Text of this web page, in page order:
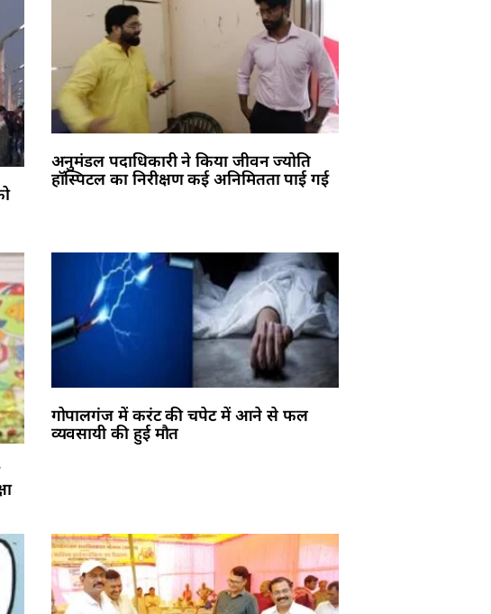
अनुमंडल पदाधिकारी ने किया जीवन ज्योति
हॉस्पिटल का निरीक्षण कई अनिमितता पाई गई
गोपालगंज में करंट की चपेट में आने से फल
व्यवसायी की हुई मौत